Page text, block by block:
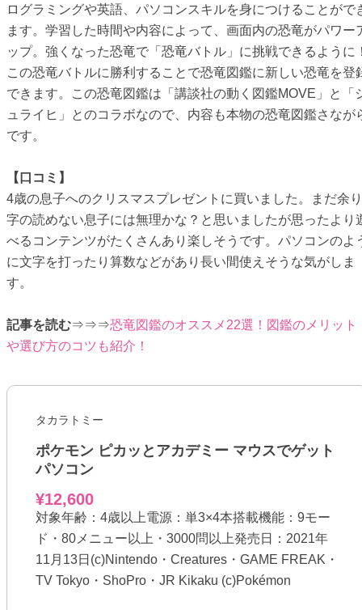
ログラミングや英語、パソコンスキルを身につけることがで
ます。学習した時間や内容によって、画面内の恐竜がパワー
ップ。強くなった恐竜で「恐竜バトル」に挑戦できるように
この恐竜バトルに勝利することで恐竜図鑑に新しい恐竜を登
できます。この恐竜図鑑は「講談社の動く図鑑MOVE」と「
ュライヒ」とのコラボなので、内容も本物の恐竜図鑑さなが
です。
【口コミ】
4歳の息子へのクリスマスプレゼントに買いました。まだ余り
字の読めない息子には無理かな？と思いましたが思ったより
べるコンテンツがたくさんあり楽しそうです。パソコンのよ
に文字を打ったり算数などがあり長い間使えそうな気がしま
す。
記事を読む⇒⇒⇒恐竜図鑑のオススメ22選！図鑑のメリット
や選び方のコツも紹介！
タカラトミー
ポケモン ピカッとアカデミー マウスでゲット
パソコン
¥12,600
対象年齢：4歳以上電源：単3×4本搭載機能：9モー
ド・80メニュー以上・3000問以上発売日：2021年
11月13日(c)Nintendo・Creatures・GAME FREAK・
TV Tokyo・ShoPro・JR Kikaku (c)Pokémon